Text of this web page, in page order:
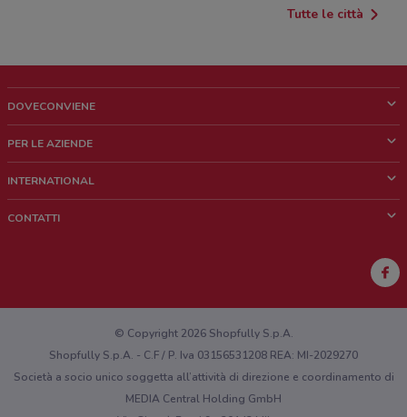
Tutte le città
DOVECONVIENE
Chi siamo
Lavora con noi
PER LE AZIENDE
Richieste commerciali e marketing
INTERNATIONAL
CONTATTI
Hai un malfunzionamento sul web o sull'app?
© Copyright 2026 Shopfully S.p.A.
Shopfully S.p.A. - C.F / P. Iva 03156531208 REA: MI-2029270
Società a socio unico soggetta all’attività di direzione e coordinamento di
MEDIA Central Holding GmbH